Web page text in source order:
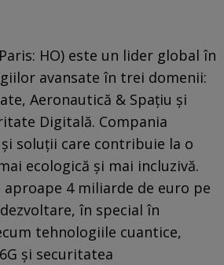
HO) este un lider global în
avansate în trei domenii:
Aeronautică & Spațiu și
Digitală. Compania
soluții care contribuie la o
ecologică și mai incluzivă.
4 miliarde de euro pe
în special în
tehnologiile cuantice,
și securitatea